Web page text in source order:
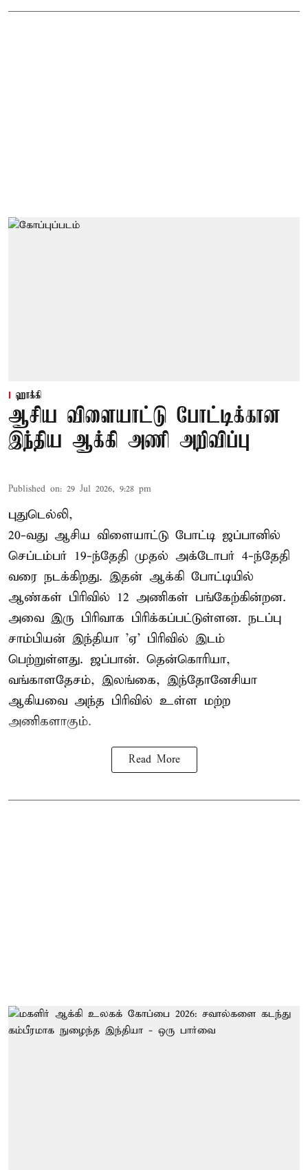
ஹாக்கி
ஆசிய விளையாட்டு போட்டிக்கான
இந்திய ஆக்கி அணி அறிவிப்பு
Published on: 29 Jul 2026, 9:28 pm
புதுடெல்லி,
20-வது ஆசிய விளையாட்டு போட்டி ஜப்பானில்
செப்டம்பர் 19-ந்தேதி முதல் அக்டோபர் 4-ந்தேதி
வரை நடக்கிறது. இதன் ஆக்கி போட்டியில்
ஆண்கள் பிரிவில் 12 அணிகள் பங்கேற்கின்றன.
அவை இரு பிரிவாக பிரிக்கப்பட்டுள்ளன. நடப்பு
சாம்பியன் இந்தியா 'ஏ' பிரிவில் இடம்
பெற்றுள்ளது. ஜப்பான். தென்கொரியா,
வங்காளதேசம், இலங்கை, இந்தோனேசியா
ஆகியவை அந்த பிரிவில் உள்ள மற்ற
அணிகளாகும்.
Read More